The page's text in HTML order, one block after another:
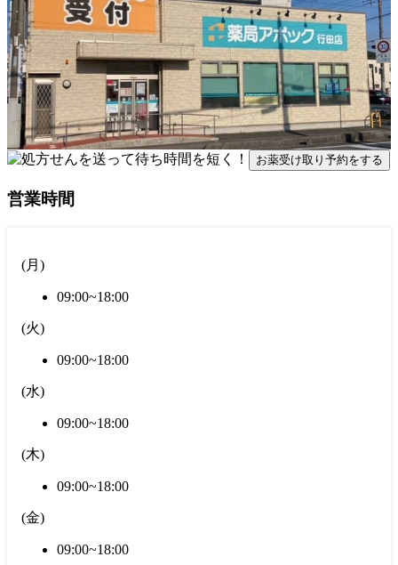
お薬受け取り予約をする
営業時間
(月 )
09:00~18:00
(火)
09:00~18:00
(水)
09:00~18:00
(木)
09:00~18:00
(金)
09:00~18:00